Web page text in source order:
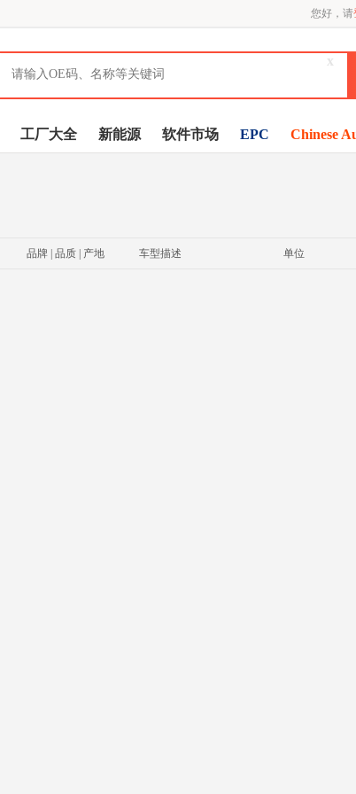
您好，请
x
工厂大全 新能源 软件市场 EPC Chinese
品牌 | 品质 | 产地 车型描述 单位